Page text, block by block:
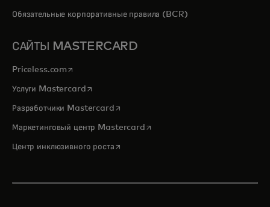
Обязательные корпоративные правила (BCR)
САЙТЫ MASTERCARD
Priceless.com opens in a new tab
Услуги Mastercardopens in a new tab
Разработчики Mastercardopens in a new tab
Маркетинговый центр Mastercardopens in a new tab
Центр инклюзивного ростаopens in a new tab